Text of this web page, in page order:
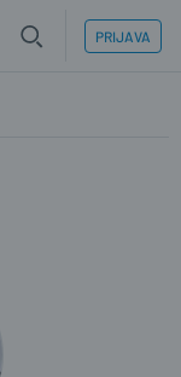
PRIJAVA